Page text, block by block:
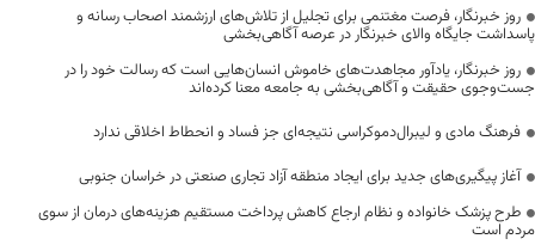
روز خبرنگار، فرصت مغتنمی برای تجلیل از تلاش‌های ارزشمند اصحاب رسانه و
پاسداشت جایگاه والای خبرنگار در عرصه آگاهی‌بخشی
روز خبرنگار، یادآور مجاهدت‌های خاموش انسان‌هایی است که رسالت خود را در
جست‌وجوی حقیقت و آگاهی‌بخشی به جامعه معنا کرده‌اند
فرهنگ مادی و لیبرال‌دموکراسی نتیجه‌ای جز فساد و انحطاط اخلاقی ندارد
آغاز پیگیری‌های جدید برای ایجاد منطقه آزاد تجاری صنعتی در خراسان جنوبی
طرح پزشک خانواده و نظام ارجاع کاهش پرداخت مستقیم هزینه‌های درمان از سوی
مردم است